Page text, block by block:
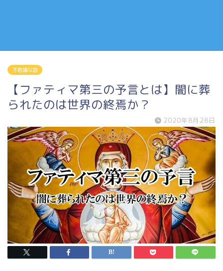
不思議な話
【ファティマ第三の予言とは】闇に葬
られたのは世界の終焉か？
2020年8月28日